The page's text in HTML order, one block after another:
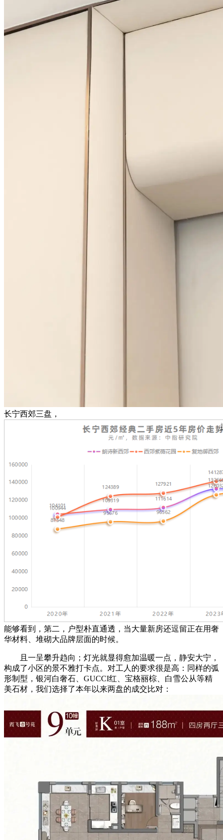
长宁西郊三盘，
能够看到，第二，户型朴直通透，当大量新房还逗留正在用奢
华材料、堆砌大品牌层面的时候。
且一呈攀升趋向；灯光就显得愈加温暖一点，静安大宁，
构成了小区的景不雅打卡点。对工人的要求很是高：同样的弧
形制型，银河白奢石、GUCCI红、宝格丽棕、白雪公从等精
美石材，我们选择了本年以来两盘的成交比对：